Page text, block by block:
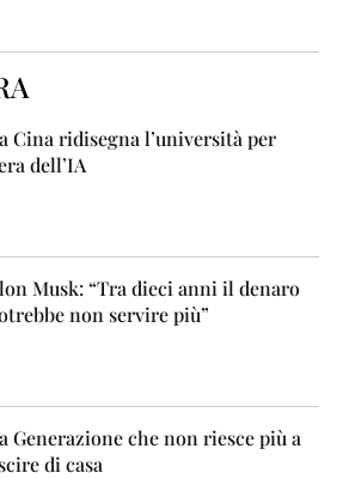
Cina ridisegna l’università per
dell’IA
Musk: “Tra dieci anni il denaro
non servire più”
Generazione che non riesce più a
di casa